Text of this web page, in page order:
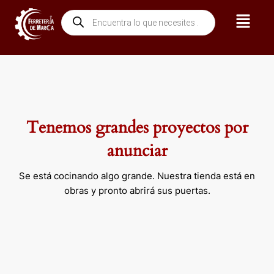
contenido
Búsqueda
de
productos
Menú
Tenemos grandes proyectos por
anunciar
Se está cocinando algo grande. Nuestra tienda está en
obras y pronto abrirá sus puertas.